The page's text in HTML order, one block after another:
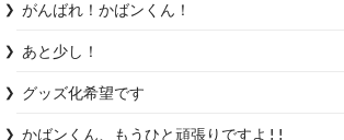
がんばれ！かばンくん！
あと少し！
グッズ化希望です
かばンくん、もうひと頑張りですよ!!